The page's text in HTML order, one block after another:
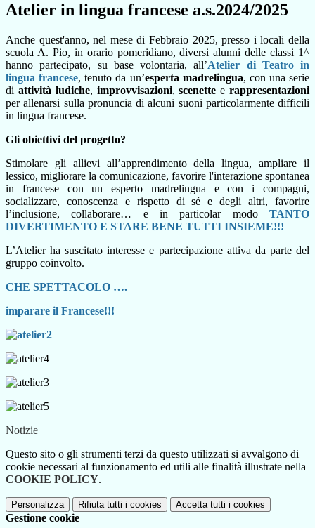
Atelier in lingua francese a.s.2024/2025
Anche quest'anno, nel mese di Febbraio 2025, presso i locali della
scuola A. Pio, in orario pomeridiano, diversi alunni delle classi 1^
hanno partecipato, su base volontaria, all’Atelier di Teatro in
lingua francese, tenuto da un’esperta madrelingua, con una serie
di attività ludiche, improvvisazioni,scenette erappresentazioni
per allenarsi sulla pronuncia di alcuni suoni particolarmente difficili
in lingua francese.
Gli obiettivi del progetto?
Stimolare gli allievi all’apprendimento della lingua, ampliare il
lessico, migliorare la comunicazione, favorire l'interazione spontanea
in francese con un esperto madrelingua e con i compagni,
socializzare, conoscenza e rispetto di sé e degli altri, favorire
l’inclusione, collaborare… e in particolar modo TANTO
DIVERTIMENTO E STARE BENE TUTTI INSIEME!!!
L’Atelier ha suscitato interesse e partecipazione attiva da parte del
gruppo coinvolto.
CHE SPETTACOLO ….
imparare il Francese!!!
Notizie
Questo sito o gli strumenti terzi da questo utilizzati si avvalgono di
cookie necessari al funzionamento ed utili alle finalità illustrate nella
COOKIE POLICY.
Personalizza Rifiuta tutti i cookies Accetta tutti i cookies
Gestione cookie